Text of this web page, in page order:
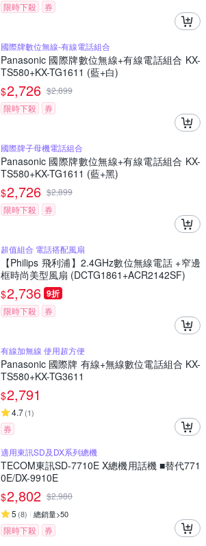
限時下殺
券
國際牌數位無線-有線電話組合
Panasonic 國際牌數位無線+有線電話組合 KX-
TS580+KX-TG1611 (藍+白)
$2,726 $2,899
限時下殺
券
國際牌子母機電話組合
Panasonic 國際牌數位無線+有線電話組合 KX-
TS580+KX-TG1611 (藍+黑)
$2,726 $2,899
限時下殺
券
超值組合 電話搭配風扇
【Philips 飛利浦】2.4GHz數位無線電話 +窄邊
框時尚美型風扇 (DCTG1861+ACR2142SF)
$2,736 9折
限時下殺 券
有線加無線 使用超方便
Panasonic 國際牌 有線+無線數位電話組合 KX-
TS580+KX-TG3611
$2,791
4.7(1)
券
適用東訊SD及DX系列總機
TECOM東訊SD-7710E X總機用話機 ■替代771
0E/DX-9910E
$2,802 $2,980
5 (8) 總銷量>50
限時下殺 券